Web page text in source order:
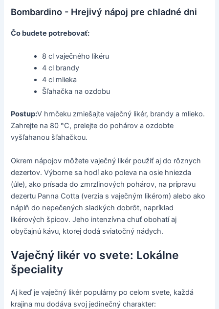
Bombardino - Hrejivý nápoj pre chladné dni
Čo budete potrebovať:
8 cl vaječného likéru
4 cl brandy
4 cl mlieka
Šľahačka na ozdobu
Postup:V hrnčeku zmiešajte vaječný likér, brandy a mlieko.
Zahrejte na 80 °C, prelejte do pohárov a ozdobte
vyšľahanou šľahačkou.
Okrem nápojov môžete vaječný likér použiť aj do rôznych
dezertov. Výborne sa hodí ako poleva na osie hniezda
(úle), ako prísada do zmrzlinových pohárov, na prípravu
dezertu Panna Cotta (verzia s vaječným likérom) alebo ako
náplň do nepečených sladkých dobrôt, napríklad
likérových špicov. Jeho intenzívna chuť obohatí aj
obyčajnú kávu, ktorej dodá sviatočný nádych.
Vaječný likér vo svete: Lokálne
špeciality
Aj keď je vaječný likér populárny po celom svete, každá
krajina mu dodáva svoj jedinečný charakter: